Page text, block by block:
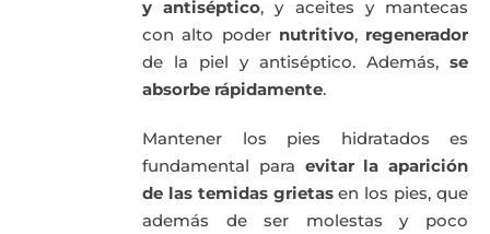
y antiséptico, y aceites y mantecas
con alto poder nutritivo, regenerador
de la piel y antiséptico. Además, se
absorbe rápidamente.
Mantener los pies hidratados es
fundamental para evitar la aparición
de las temidas grietasen los pies, que
además de ser molestas y poco